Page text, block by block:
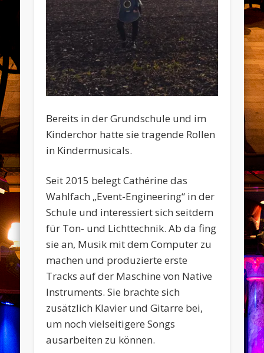
Bereits in der Grundschule und im
Kinderchor hatte sie tragende Rollen
in Kindermusicals.
Seit 2015 belegt Cathérine das
Wahlfach „Event-Engineering“ in der
Schule und interessiert sich seitdem
für Ton- und Lichttechnik. Ab da fing
sie an, Musik mit dem Computer zu
machen und produzierte erste
Tracks auf der Maschine von Native
Instruments. Sie brachte sich
zusätzlich Klavier und Gitarre bei,
um noch vielseitigere Songs
ausarbeiten zu können.